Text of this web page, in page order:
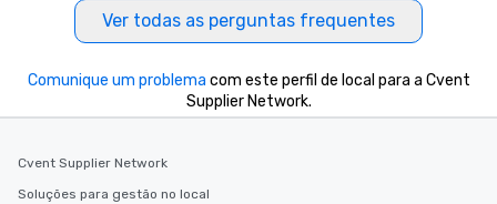
Ver todas as perguntas frequentes
Comunique um problema com este perfil de local para a Cvent
Supplier Network.
Cvent Supplier Network
Soluções para gestão no local